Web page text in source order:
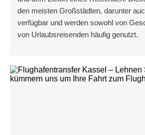
den meisten Großstädten, darunter
verfügbar und werden sowohl von
von Urlaubsreisenden häufig genutzt.